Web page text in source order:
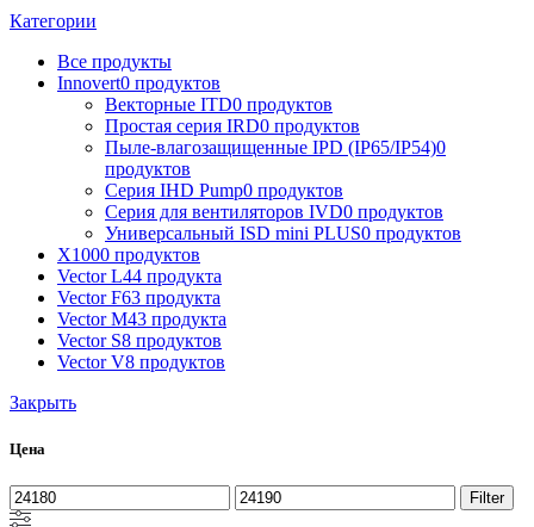
Категории
Все продукты
Innovert0 продуктов
Векторные ITD0 продуктов
Простая серия IRD0 продуктов
Пыле-влагозащищенные IPD (IP65/IP54)0
продуктов
Серия IHD Pump0 продуктов
Серия для вентиляторов IVD0 продуктов
Универсальный ISD mini PLUS0 продуктов
X1000 продуктов
Vector L44 продукта
Vector F63 продукта
Vector M43 продукта
Vector S8 продуктов
Vector V8 продуктов
Закрыть
Цена
Filter